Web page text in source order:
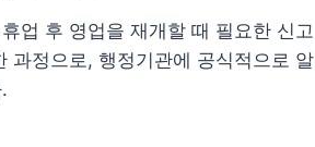
업 후 영업을 재개할 때 필요한 신고
과정으로, 행정기관에 공식적으로 알